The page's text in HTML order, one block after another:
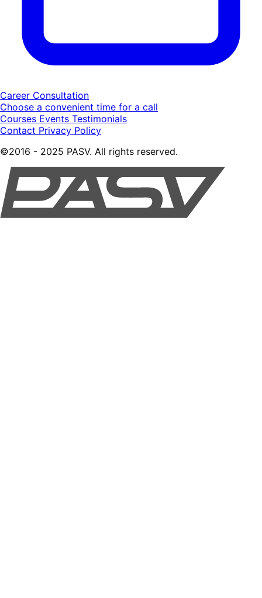
Career Consultation
Choose a convenient time for a call
Courses Events Testimonials
Contact Privacy Policy
©2016 - 2025 PASV. All rights reserved.